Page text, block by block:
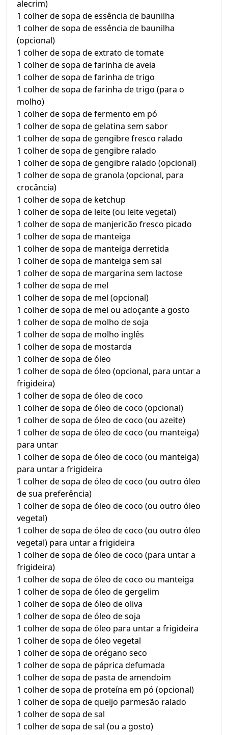
alecrim)
1 colher de sopa de essência de baunilha
1 colher de sopa de essência de baunilha
(opcional)
1 colher de sopa de extrato de tomate
1 colher de sopa de farinha de aveia
1 colher de sopa de farinha de trigo
1 colher de sopa de farinha de trigo (para o
molho)
1 colher de sopa de fermento em pó
1 colher de sopa de gelatina sem sabor
1 colher de sopa de gengibre fresco ralado
1 colher de sopa de gengibre ralado
1 colher de sopa de gengibre ralado (opcional)
1 colher de sopa de granola (opcional, para
crocância)
1 colher de sopa de ketchup
1 colher de sopa de leite (ou leite vegetal)
1 colher de sopa de manjericão fresco picado
1 colher de sopa de manteiga
1 colher de sopa de manteiga derretida
1 colher de sopa de manteiga sem sal
1 colher de sopa de margarina sem lactose
1 colher de sopa de mel
1 colher de sopa de mel (opcional)
1 colher de sopa de mel ou adoçante a gosto
1 colher de sopa de molho de soja
1 colher de sopa de molho inglês
1 colher de sopa de mostarda
1 colher de sopa de óleo
1 colher de sopa de óleo (opcional, para untar a
frigideira)
1 colher de sopa de óleo de coco
1 colher de sopa de óleo de coco (opcional)
1 colher de sopa de óleo de coco (ou azeite)
1 colher de sopa de óleo de coco (ou manteiga)
para untar
1 colher de sopa de óleo de coco (ou manteiga)
para untar a frigideira
1 colher de sopa de óleo de coco (ou outro óleo
de sua preferência)
1 colher de sopa de óleo de coco (ou outro óleo
vegetal)
1 colher de sopa de óleo de coco (ou outro óleo
vegetal) para untar a frigideira
1 colher de sopa de óleo de coco (para untar a
frigideira)
1 colher de sopa de óleo de coco ou manteiga
1 colher de sopa de óleo de gergelim
1 colher de sopa de óleo de oliva
1 colher de sopa de óleo de soja
1 colher de sopa de óleo para untar a frigideira
1 colher de sopa de óleo vegetal
1 colher de sopa de orégano seco
1 colher de sopa de páprica defumada
1 colher de sopa de pasta de amendoim
1 colher de sopa de proteína em pó (opcional)
1 colher de sopa de queijo parmesão ralado
1 colher de sopa de sal
1 colher de sopa de sal (ou a gosto)